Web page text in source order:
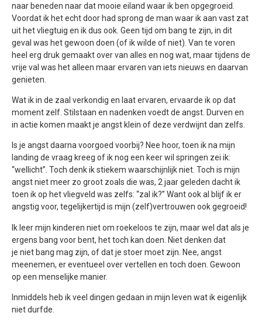
naar beneden naar dat mooie eiland waar ik ben opgegroeid.
Voordat ik het echt door had sprong de man waar ik aan vast zat
uit het vliegtuig en ik dus ook. Geen tijd om bang te zijn, in dit
geval was het gewoon doen (of ik wilde of niet). Van te voren
heel erg druk gemaakt over van alles en nog wat, maar tijdens de
vrije val was het alleen maar ervaren van iets nieuws en daarvan
genieten.
Wat ik in de zaal verkondig en laat ervaren, ervaarde ik op dat
moment zelf. Stilstaan en nadenken voedt de angst. Durven en
in actie komen maakt je angst klein of deze verdwijnt dan zelfs.
Is je angst daarna voorgoed voorbij? Nee hoor, toen ik na mijn
landing de vraag kreeg of ik nog een keer wil springen zei ik:
“wellicht”. Toch denk ik stiekem waarschijnlijk niet. Toch is mijn
angst niet meer zo groot zoals die was, 2 jaar geleden dacht ik
toen ik op het vliegveld was zelfs: “zal ik?” Want ook al blijf ik er
angstig voor, tegelijkertijd is mijn (zelf)vertrouwen ook gegroeid!
Ik leer mijn kinderen niet om roekeloos te zijn, maar wel dat als je
ergens bang voor bent, het toch kan doen. Niet denken dat
je niet bang mag zijn, of dat je stoer moet zijn. Nee, angst
meenemen, er eventueel over vertellen en toch doen. Gewoon
op een menselijke manier.
Inmiddels heb ik veel dingen gedaan in mijn leven wat ik eigenlijk
niet durfde.